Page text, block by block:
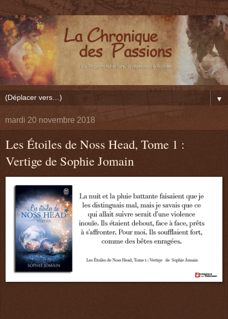
▼
mardi 20 novembre 2018
Les Étoiles de Noss Head, Tome 1 :
Vertige de Sophie Jomain